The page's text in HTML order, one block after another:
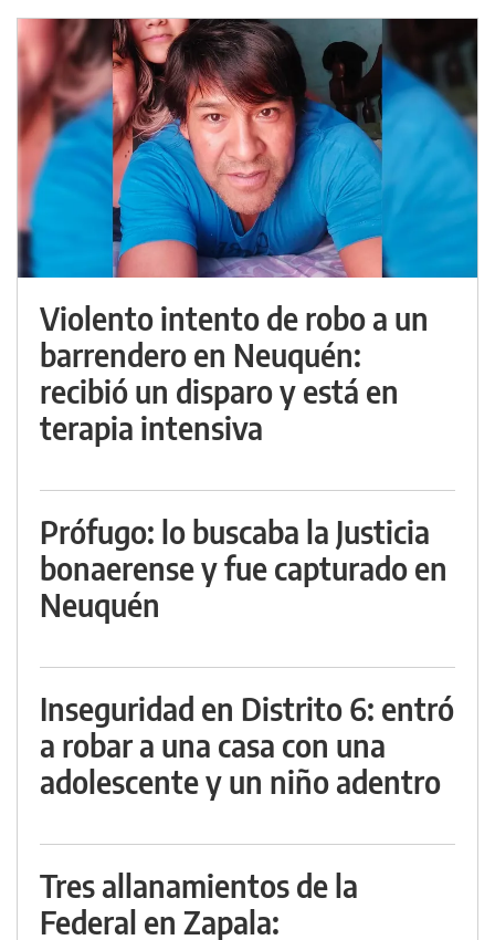
Violento intento de robo a un
barrendero en Neuquén:
recibió un disparo y está en
terapia intensiva
Prófugo: lo buscaba la Justicia
bonaerense y fue capturado en
Neuquén
Inseguridad en Distrito 6: entró
a robar a una casa con una
adolescente y un niño adentro
Tres allanamientos de la
Federal en Zapala: